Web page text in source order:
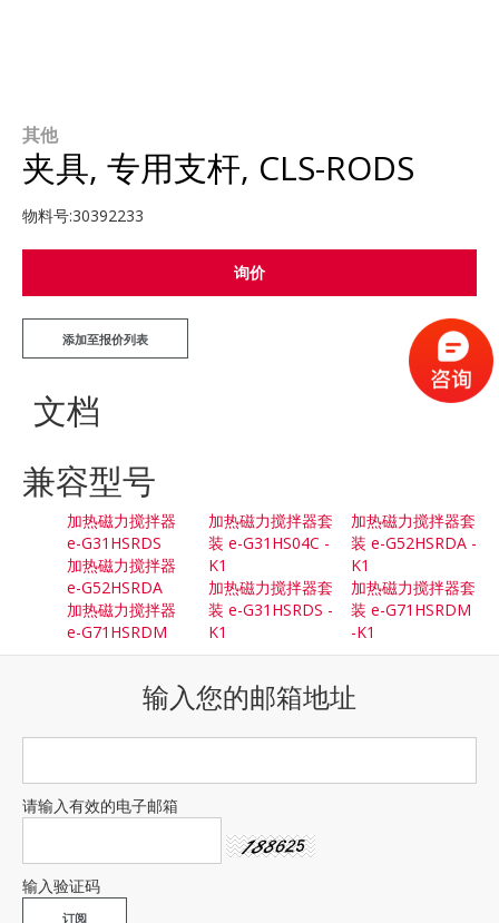
其他
夹具, 专用支杆, CLS-RODS
物料号:30392233
询价
添加至报价列表
文档
兼容型号
加热磁力搅拌器
e-G31HSRDS
加热磁力搅拌器
e-G52HSRDA
加热磁力搅拌器
e-G71HSRDM
加热磁力搅拌器套
装 e-G31HS04C -
K1
加热磁力搅拌器套
装 e-G31HSRDS -
K1
加热磁力搅拌器套
装 e-G52HSRDA -
K1
加热磁力搅拌器套
装 e-G71HSRDM
-K1
输入您的邮箱地址
请输入有效的电子邮箱
输入验证码